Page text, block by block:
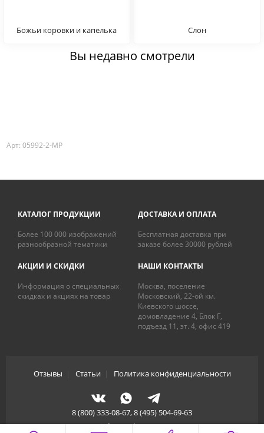
Божьи коровки и капелька
Слон
Вы недавно смотрели
Арт: 05992-2-MP
КАТАЛОГ ПРОДУКЦИИ
Более 100 000 изображений
разнообразной тематики
ДОСТАВКА И ОПЛАТА
Бесплатная доставка при
заказе более 30000 рублей
АКЦИИ И СКИДКИ
Информация о специальных
скидках и акциях на товар
НАШИ КОНТАКТЫ
Москва, поселение
Московский, 22-ой км.
Киевского шоссе,
домовладение 4, Блок Г,
подъезд 11, эт. 4, офис 419
Отзывы Статьи| Политика конфиденциальности
8 (800) 333-08-67, 8 (495) 504-69-63
info@artdecory.ru